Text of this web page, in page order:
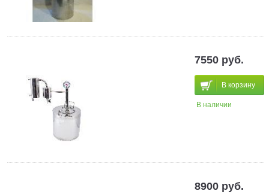
7550 руб.
В корзину
В наличии
8900 руб.